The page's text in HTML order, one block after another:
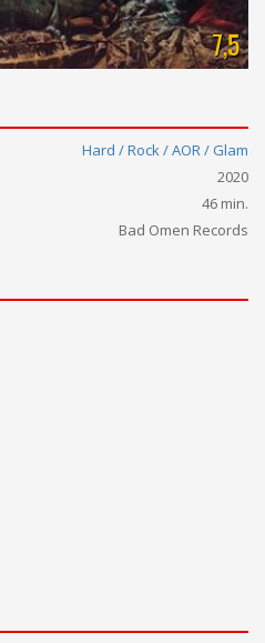
7,5
Hard / Rock / AOR / Glam
2020
46 min.
Bad Omen Records